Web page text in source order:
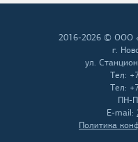
2016-2026 © ООО
г.
ул.
Тел:
Тел:
ПН-
E-mail:
Политика